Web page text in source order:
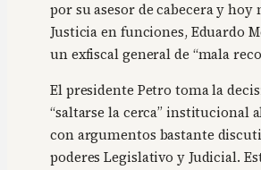
por su asesor de cabecera y
Justicia en funciones, Eduardo
un exfiscal general de “mala
El presidente Petro toma la
“saltarse la cerca” institucional
con argumentos bastante
poderes Legislativo y Judicial.